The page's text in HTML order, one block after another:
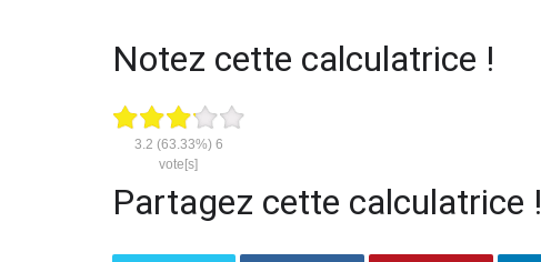
Notez cette calculatrice !
3.2 (63.33%) 6
vote[s]
Partagez cette calculatrice !